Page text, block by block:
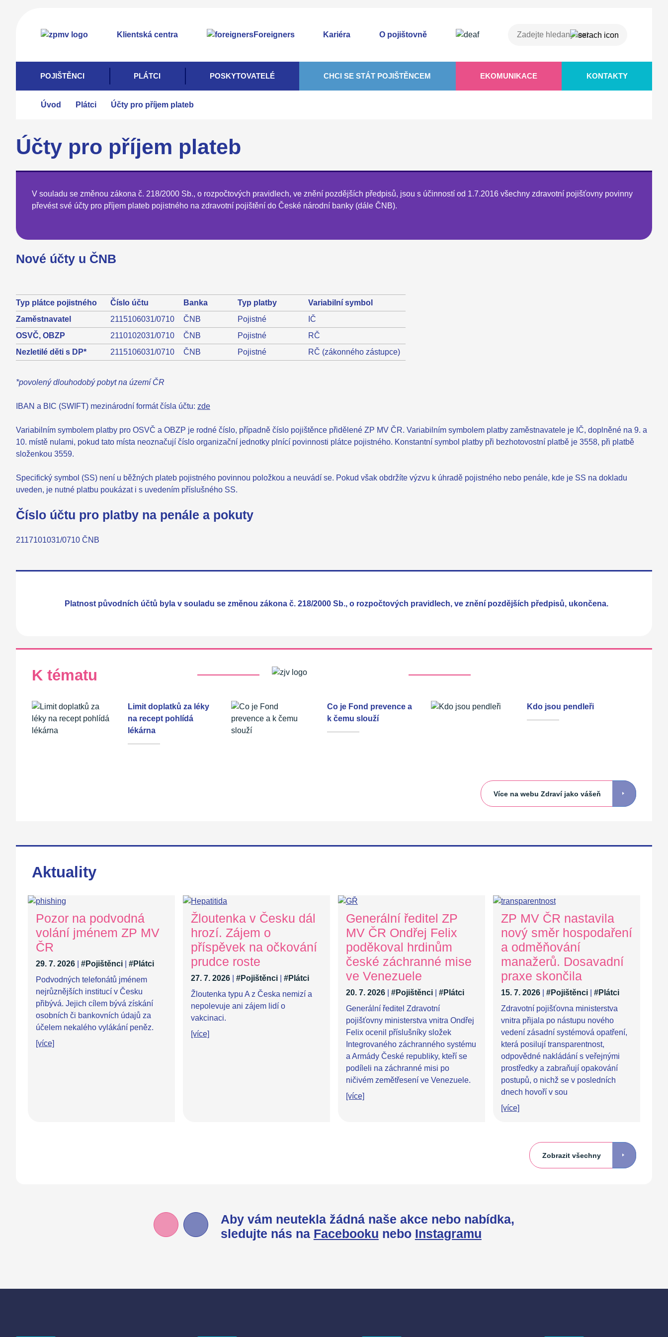
Klientská centra Foreigners Kariéra O pojištovně
POJIŠTĚNCI PLÁTCI POSKYTOVATELÉ CHCI SE STÁT POJIŠTĚNCEM EKOMUNIKACE KONTAKTY
Úvod Plátci Účty pro příjem plateb
Účty pro příjem plateb
V souladu se změnou zákona č. 218/2000 Sb., o rozpočtových pravidlech, ve znění pozdějších předpisů, jsou s účinností od 1.7.2016 všechny zdravotní pojišťovny povinny
převést své účty pro příjem plateb pojistného na zdravotní pojištění do České národní banky (dále ČNB).
Nové účty u ČNB
Typ plátce pojistného Číslo účtu Banka Typ platby
Variabilní symbol
Zaměstnavatel
2115106031/0710 ČNB Pojistné
IČ
OSVČ, OBZP
2110102031/0710 ČNB Pojistné
RČ
Nezletilé děti s DP*
2115106031/0710 ČNB Pojistné RČ (zákonného zástupce)
*povolený dlouhodobý pobyt na území ČR
IBAN a BIC (SWIFT) mezinárodní formát čísla účtu: zde
Variabilním symbolem platby pro OSVČ a OBZP je rodné číslo, případně číslo pojištěnce přidělené ZP MV ČR. Variabilním symbolem platby zaměstnavatele je IČ, doplněné na 9. a
10. místě nulami, pokud tato místa neoznačují číslo organizační jednotky plnící povinnosti plátce pojistného. Konstantní symbol platby při bezhotovostní platbě je 3558, při platbě
složenkou 3559.
Specifický symbol (SS) není u běžných plateb pojistného povinnou položkou a neuvádí se. Pokud však obdržíte výzvu k úhradě pojistného nebo penále, kde je SS na dokladu
uveden, je nutné platbu poukázat i s uvedením příslušného SS.
Číslo účtu pro platby na penále a pokuty
2117101031/0710 ČNB
Platnost původních účtů byla v souladu se změnou zákona č. 218/2000 Sb., o rozpočtových pravidlech, ve znění pozdějších předpisů, ukončena.
K tématu
Limit doplatků za léky
na recept pohlídá
lékárna
Co je Fond prevence a
k čemu slouží
Kdo jsou pendleři
Více na webu Zdraví jako vášeň
Aktuality
Pozor na podvodná
volání jménem ZP MV
ČR
29. 7. 2026 #Pojištěnci
#Plátci
Podvodných telefonátů jménem
nejrůznějších institucí v Česku
přibývá. Jejich cílem bývá získání
osobních či bankovních údajů za
účelem nekalého vylákání peněz.
[více]
Žloutenka v Česku dál
hrozí. Zájem o
příspěvek na očkování
prudce roste
27. 7. 2026 #Pojištěnci
#Plátci
Žloutenka typu A z Česka nemizí a
nepolevuje ani zájem lidí o
vakcinaci.
[více]
Generální ředitel ZP
MV ČR Ondřej Felix
poděkoval hrdinům
české záchranné mise
ve Venezuele
20. 7. 2026 #Pojištěnci
#Plátci
Generální ředitel Zdravotní
pojišťovny ministerstva vnitra Ondřej
Felix ocenil příslušníky složek
Integrovaného záchranného systému
a Armády České republiky, kteří se
podíleli na záchranné misi po
ničivém zemětřesení ve Venezuele.
[více]
ZP MV ČR nastavila
nový směr hospodaření
a odměňování
manažerů. Dosavadní
praxe skončila
15. 7. 2026 #Pojištěnci
#Plátci
Zdravotní pojišťovna ministerstva
vnitra přijala po nástupu nového
vedení zásadní systémová opatření,
která posilují transparentnost,
odpovědné nakládání s veřejnými
prostředky a zabraňují opakování
postupů, o nichž se v posledních
dnech hovoří v sou
[více]
Zobrazit všechny
Aby vám neutekla žádná naše akce nebo nabídka,
sledujte nás na Facebooku nebo Instagramu